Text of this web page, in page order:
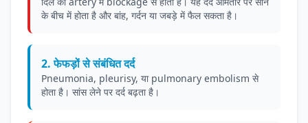
के बीच में होता है और बांह, गर्दन या जबड़े में फैल सकता है।
2. फेफड़ों से संबंधित दर्द
Pneumonia, pleurisy, या pulmonary embolism से
होता है। सांस लेने पर दर्द बढ़ता है।